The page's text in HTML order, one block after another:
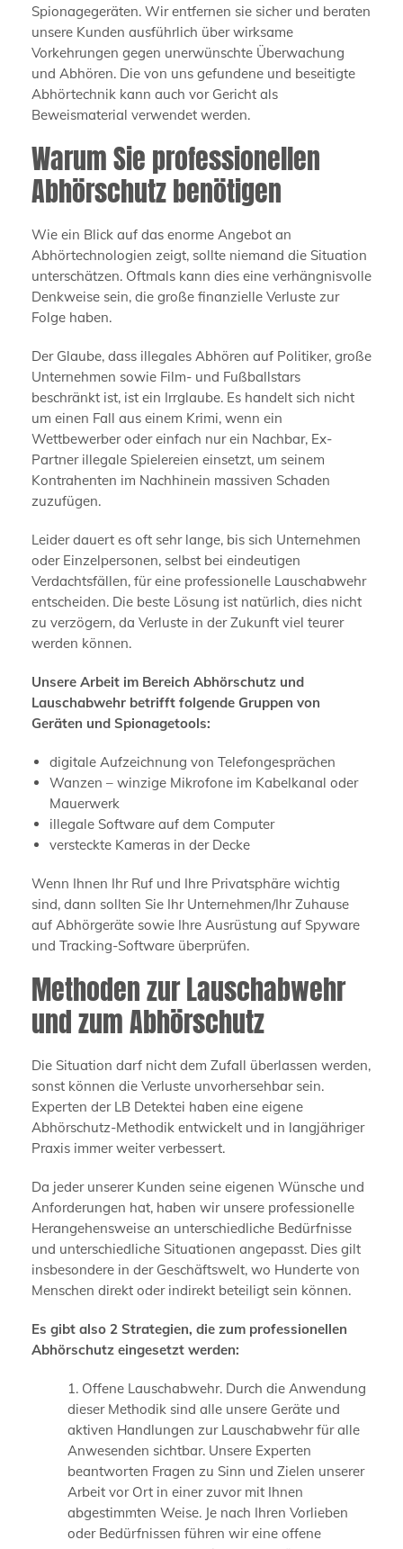
Spionagegeräten. Wir entfernen sie sicher und beraten
unsere Kunden ausführlich über wirksame
Vorkehrungen gegen unerwünschte Überwachung
und Abhören. Die von uns gefundene und beseitigte
Abhörtechnik kann auch vor Gericht als
Beweismaterial verwendet werden.
Warum Sie professionellen
Abhörschutz benötigen
Wie ein Blick auf das enorme Angebot an
Abhörtechnologien zeigt, sollte niemand die Situation
unterschätzen. Oftmals kann dies eine verhängnisvolle
Denkweise sein, die große finanzielle Verluste zur
Folge haben.
Der Glaube, dass illegales Abhören auf Politiker, große
Unternehmen sowie Film- und Fußballstars
beschränkt ist, ist ein Irrglaube. Es handelt sich nicht
um einen Fall aus einem Krimi, wenn ein
Wettbewerber oder einfach nur ein Nachbar, Ex-
Partner illegale Spielereien einsetzt, um seinem
Kontrahenten im Nachhinein massiven Schaden
zuzufügen.
Leider dauert es oft sehr lange, bis sich Unternehmen
oder Einzelpersonen, selbst bei eindeutigen
Verdachtsfällen, für eine professionelle Lauschabwehr
entscheiden. Die beste Lösung ist natürlich, dies nicht
zu verzögern, da Verluste in der Zukunft viel teurer
werden können.
Unsere Arbeit im Bereich Abhörschutz und
Lauschabwehr betrifft folgende Gruppen von
Geräten und Spionagetools:
digitale Aufzeichnung von Telefongesprächen
Wanzen – winzige Mikrofone im Kabelkanal oder
Mauerwerk
illegale Software auf dem Computer
versteckte Kameras in der Decke
Wenn Ihnen Ihr Ruf und Ihre Privatsphäre wichtig
sind, dann sollten Sie Ihr Unternehmen/Ihr Zuhause
auf Abhörgeräte sowie Ihre Ausrüstung auf Spyware
und Tracking-Software überprüfen.
Methoden zur Lauschabwehr
und zum Abhörschutz
Die Situation darf nicht dem Zufall überlassen werden,
sonst können die Verluste unvorhersehbar sein.
Experten der LB Detektei haben eine eigene
Abhörschutz-Methodik entwickelt und in langjähriger
Praxis immer weiter verbessert.
Da jeder unserer Kunden seine eigenen Wünsche und
Anforderungen hat, haben wir unsere professionelle
Herangehensweise an unterschiedliche Bedürfnisse
und unterschiedliche Situationen angepasst. Dies gilt
insbesondere in der Geschäftswelt, wo Hunderte von
Menschen direkt oder indirekt beteiligt sein können.
Es gibt also 2 Strategien, die zum professionellen
Abhörschutz eingesetzt werden:
1. Offene Lauschabwehr. Durch die Anwendung
dieser Methodik sind alle unsere Geräte und
aktiven Handlungen zur Lauschabwehr für alle
Anwesenden sichtbar. Unsere Experten
beantworten Fragen zu Sinn und Zielen unserer
Arbeit vor Ort in einer zuvor mit Ihnen
abgestimmten Weise. Je nach Ihren Vorlieben
oder Bedürfnissen führen wir eine offene